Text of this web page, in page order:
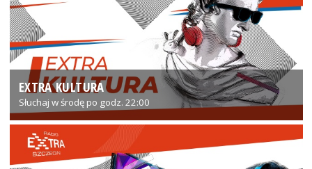
EXTRA KULTURA
Słuchaj w środę po godz. 22:00